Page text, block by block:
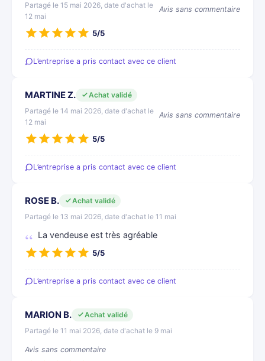
Partagé le 15 mai 2026, date d'achat le
12 mai
Avis sans commentaire
5/5
L’entreprise a pris contact avec ce client
MARTINE Z.
Achat validé
Partagé le 14 mai 2026, date d'achat le
12 mai
Avis sans commentaire
5/5
L’entreprise a pris contact avec ce client
ROSE B.
Achat validé
Partagé le 13 mai 2026, date d'achat le 11 mai
La vendeuse est très agréable
5/5
L’entreprise a pris contact avec ce client
MARION B.
Achat validé
Partagé le 11 mai 2026, date d'achat le 9 mai
Avis sans commentaire